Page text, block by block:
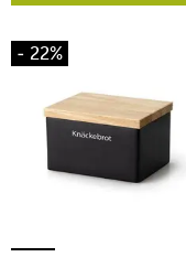
- 22%